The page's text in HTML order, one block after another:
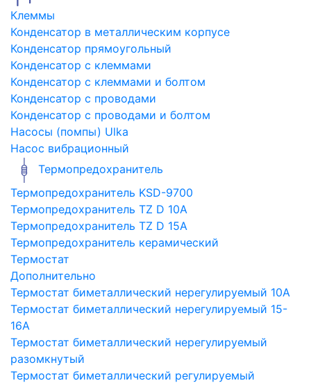
Клеммы
Конденсатор в металлическим корпусе
Конденсатор прямоугольный
Конденсатор с клеммами
Конденсатор с клеммами и болтом
Конденсатор с проводами
Конденсатор с проводами и болтом
Насосы (помпы) Ulka
Насос вибрационный
Термопредохранитель
Термопредохранитель KSD-9700
Термопредохранитель TZ D 10A
Термопредохранитель TZ D 15A
Термопредохранитель керамический
Термостат
Дополнительно
Термостат биметаллический нерегулируемый 10A
Термостат биметаллический нерегулируемый 15-
16A
Термостат биметаллический нерегулируемый
разомкнутый
Термостат биметаллический регулируемый